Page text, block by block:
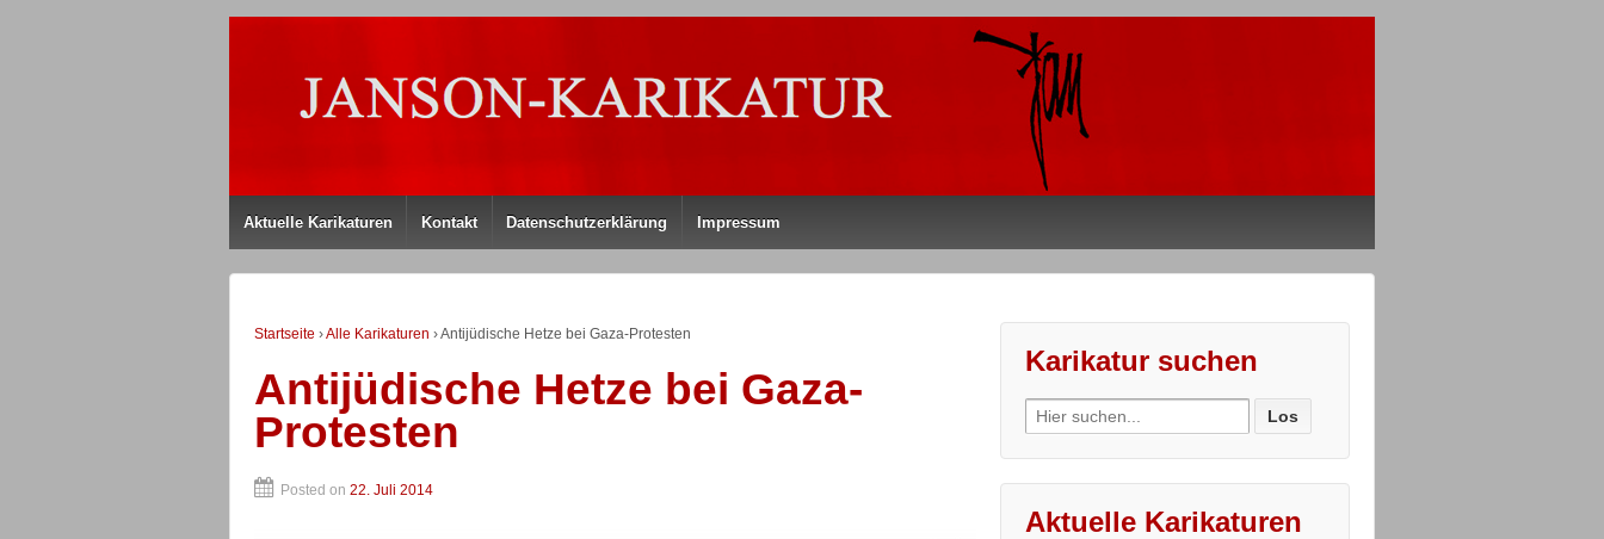
Aktuelle Karikaturen Kontakt Datenschutzerklärung Impressum
Startseite ›Alle Karikaturen ›Antijüdische Hetze bei Gaza-Protesten
Antijüdische Hetze bei Gaza-
Protesten
Posted on 22. Juli 2014
Karikatur suchen
Search
for:
Aktuelle Karikaturen